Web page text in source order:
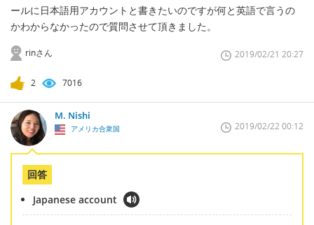
ールに日本語用アカウントと書きたいのですが何と英語で言うの
かわからなかったので質問させて頂きました。
rinさん 2019/02/21 20:27
2 7016
M. Nishi
アメリカ合衆国 2019/02/22 00:12
回答
Japanese account